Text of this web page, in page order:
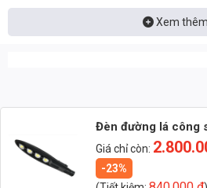
Xem thêm
Đèn đường lá công
DDL250) Thành
Giá chỉ còn:
-23%